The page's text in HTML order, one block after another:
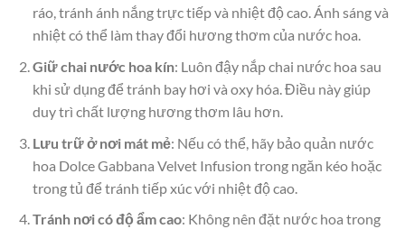
ráo, tránh ánh nắng trực tiếp và nhiệt độ cao. Ánh sáng và
nhiệt có thể làm thay đổi hương thơm của nước hoa.
Giữ chai nước hoa kín: Luôn đậy nắp chai nước hoa sau
khi sử dụng để tránh bay hơi và oxy hóa. Điều này giúp
duy trì chất lượng hương thơm lâu hơn.
Lưu trữ ở nơi mát mẻ: Nếu có thể, hãy bảo quản nước
hoa Dolce Gabbana Velvet Infusion trong ngăn kéo hoặc
trong tủ để tránh tiếp xúc với nhiệt độ cao.
Tránh nơi có độ ẩm cao: Không nên đặt nước hoa trong